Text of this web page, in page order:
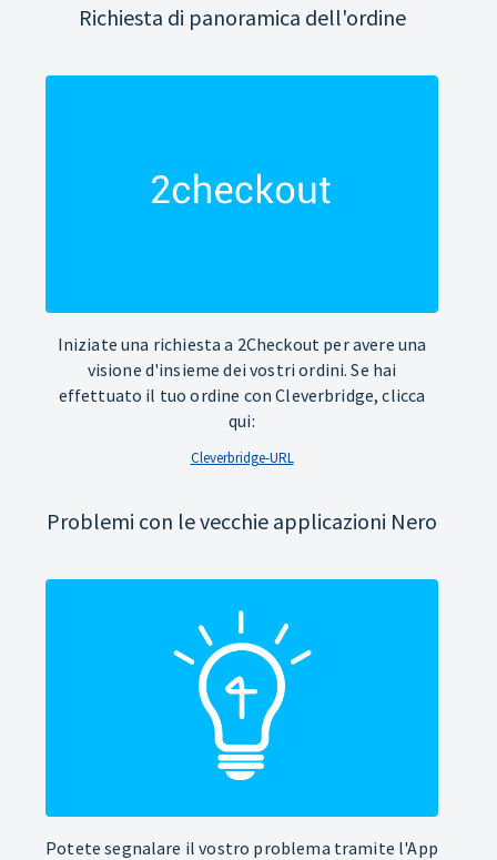
Richiesta di panoramica dell'ordine
Iniziate una richiesta a 2Checkout per avere una
visione d'insieme dei vostri ordini. Se hai
effettuato il tuo ordine con Cleverbridge, clicca
qui:
Cleverbridge-URL
Problemi con le vecchie applicazioni Nero
Potete segnalare il vostro problema tramite l'App